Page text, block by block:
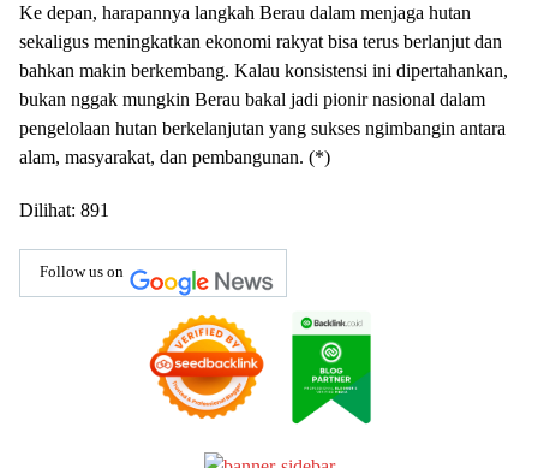
Ke depan, harapannya langkah Berau dalam menjaga hutan
sekaligus meningkatkan ekonomi rakyat bisa terus berlanjut dan
bahkan makin berkembang. Kalau konsistensi ini dipertahankan,
bukan nggak mungkin Berau bakal jadi pionir nasional dalam
pengelolaan hutan berkelanjutan yang sukses ngimbangin antara
alam, masyarakat, dan pembangunan. (*)
Dilihat: 891
Follow us on